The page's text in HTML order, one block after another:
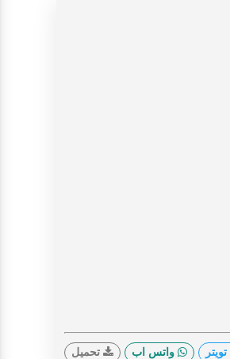
تويتر واتس اب تحميل